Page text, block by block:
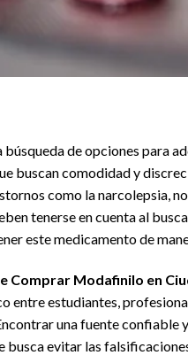
búsqueda de opciones para
buscan comodidad y
como la narcolepsia,
tenerse en cuenta al
este medicamento de
Comprar Modafinilo en
entre estudiantes,
una fuente confiable
busca evitar las